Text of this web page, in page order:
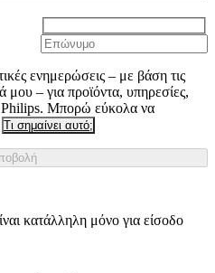
ενημερώσεις – με βάση τις
μου – για προϊόντα, υπηρεσίες,
Philips. Μπορώ εύκολα να
Τι σημαίνει αυτό;
κατάλληλη μόνο για είσοδο